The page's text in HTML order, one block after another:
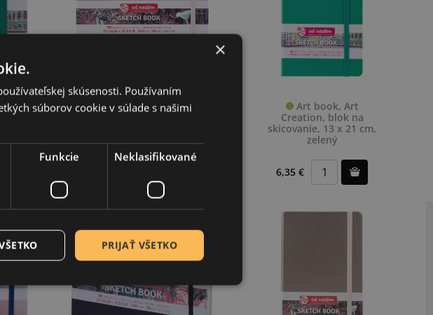
Art book, Art
Art book, Art
Creation, blok na
skicovanie, 13 x 21 cm,
zelený
6,35 €
×
skúsenosti. Používaním
súborov cookie v súlade s našimi
Funkcie Neklasifikované
PRIJAŤ VŠETKO